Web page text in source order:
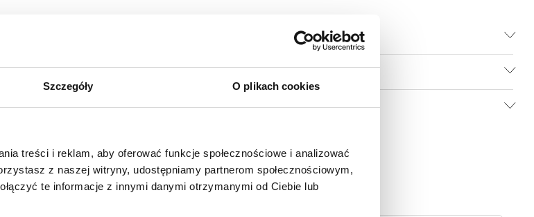
Szczegóły O plikach cookies
treści i reklam, aby oferować funkcje społecznościowe i analizować
z naszej witryny, udostępniamy partnerom społecznościowym,
te informacje z innymi danymi otrzymanymi od Ciebie lub
Specyfikacja
Opinie klientów